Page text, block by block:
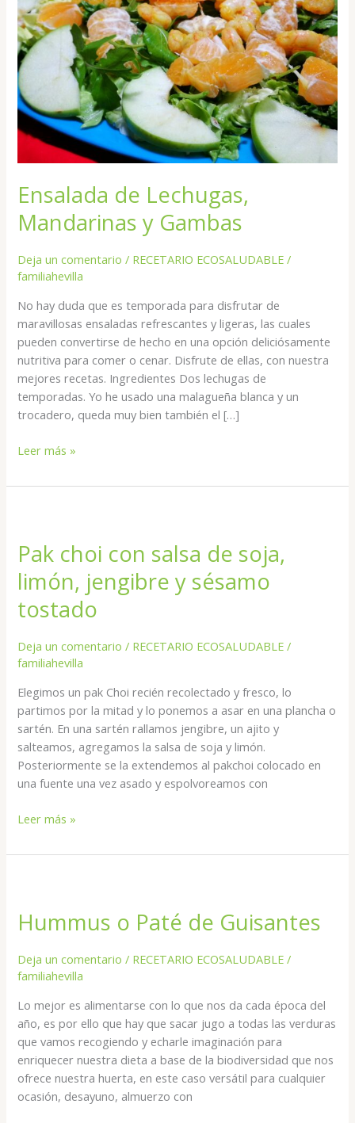
Ensalada de Lechugas,
Mandarinas y Gambas
Deja un comentario / RECETARIO ECOSALUDABLE /
familiahevilla
No hay duda que es temporada para disfrutar de
maravillosas ensaladas refrescantes y ligeras, las cuales
pueden convertirse de hecho en una opción deliciósamente
nutritiva para comer o cenar. Disfrute de ellas, con nuestra
mejores recetas. Ingredientes Dos lechugas de
temporadas. Yo he usado una malagueña blanca y un
trocadero, queda muy bien también el […]
y
Gambas
Leer más »
Pak choi con salsa de soja,
limón, jengibre y sésamo
tostado
Deja un comentario / RECETARIO ECOSALUDABLE /
familiahevilla
Elegimos un pak Choi recién recolectado y fresco, lo
partimos por la mitad y lo ponemos a asar en una plancha o
sartén. En una sartén rallamos jengibre, un ajito y
salteamos, agregamos la salsa de soja y limón.
Posteriormente se la extendemos al pakchoi colocado en
una fuente una vez asado y espolvoreamos con
con
salsa
soja,
limón,
jengibre
y
tostado
Leer más »
Hummus o Paté de Guisantes
Deja un comentario / RECETARIO ECOSALUDABLE /
familiahevilla
Lo mejor es alimentarse con lo que nos da cada época del
año, es por ello que hay que sacar jugo a todas las verduras
que vamos recogiendo y echarle imaginación para
enriquecer nuestra dieta a base de la biodiversidad que nos
ofrece nuestra huerta, en este caso versátil para cualquier
ocasión, desayuno, almuerzo con
Paté
de
Guisantes